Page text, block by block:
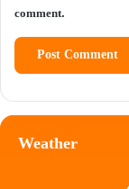
comment.
Weather